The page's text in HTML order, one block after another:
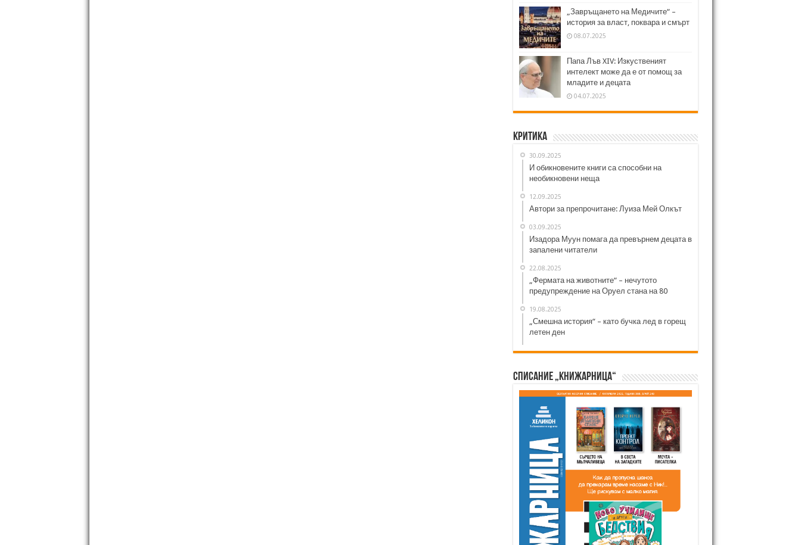
„Завръщането на Медичите“ –
история за власт, поквара и смърт
08.07.2025
Папа Лъв XIV: Изкуственият
интелект може да е от помощ за
младите и децата
04.07.2025
Критика
30.09.2025
И обикновените книги са способни на
необикновени неща
12.09.2025
Автори за препрочитане: Луиза Мей Олкът
03.09.2025
Изадора Муун помага да превърнем децата в
запалени читатели
22.08.2025
„Фермата на животните“ – нечутото
предупреждение на Оруел стана на 80
19.08.2025
„Смешна история“ – като бучка лед в горещ
летен ден
Списание „Книжарница“